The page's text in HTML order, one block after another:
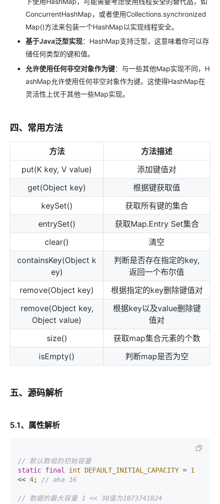
ConcurrentHashMap，或者使用Collections.synchronized
Map()方法来包装一个HashMap以实现线程安全。
基于Java泛型实现：HashMap支持泛型，这意味着你可以存
储任何类型的键和值。
允许使用任何非空对象作为键：与一些其他Map实现不同，H
ashMap允许使用任何非空对象作为键。这使得HashMap在
灵活性上优于其他一些Map实现。
四、常用方法
方法
方法描述
put(K key, V value)
添加键值对
get(Object key)
根据键获取值
keySet()
获取所有键的集合
entrySet()
获取Map.Entry Set集合
clear()
清空
containsKey(Object k
ey)
判断是否存在指定的key,
返回一个布尔值
remove(Object key)
根据指定的key删除键值对
remove(Object key,
Object value)
根据key以及value删除键
值对
size()
获取map集合元素的个数
isEmpty()
判断map是否为空
五、源码解析
5.1、属性解析
// 默认数组的初始容量
static final int DEFAULT_INITIAL_CAPACITY = 1
<< 4; // aka 16
// 数据的最大容量 1 << 30值为1073741824